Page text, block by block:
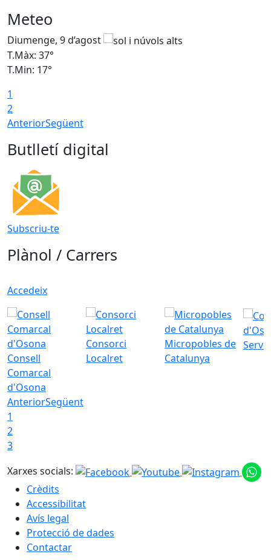
Meteo
Diumenge, 9 d’agost
T.Màx: 37°
T.Min: 17°
1
2
AnteriorSegüent
Butlletí digital
Subscriu-te
Plànol / Carrers
Accedeix
Consell
Comarcal
d'Osona
Consorci
Localret
Micropobles de
Catalunya
AnteriorSegüent
1
2
3
Xarxes socials:
Crèdits
Accessibilitat
Avís legal
Protecció de dades
Contactar